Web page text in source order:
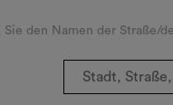
Sie den Namen der Straße/